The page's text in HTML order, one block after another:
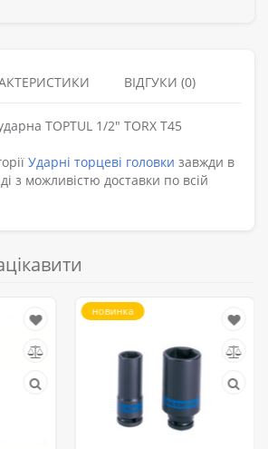
ВІДГУКИ (0)
TOPTUL 1/2" TORX T45
Ударні торцеві головки завжди в
з можливістю доставки по всій
новинка